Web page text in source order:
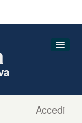
Accedi